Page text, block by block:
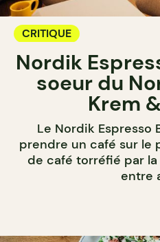
CRITIQUE
Nordik
soeur du
Krem
Le Nordik Espresso
prendre un café sur le
de café torréfié par
entre